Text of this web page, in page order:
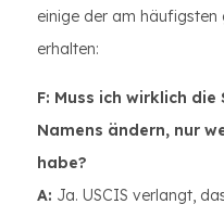
einige der am häufigsten
erhalten:
F: Muss ich wirklich
Namens ändern, nur
habe?
A: Ja. USCIS verlangt,